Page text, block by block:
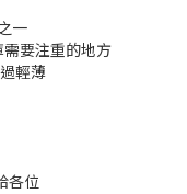
一
要注重的地方
輕薄
各位